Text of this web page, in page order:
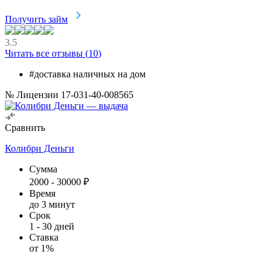
Получить займ
3.5
Читать все отзывы (10)
#доставка наличных на дом
№ Лицензии 17-031-40-008565
Сравнить
Колибри Деньги
Сумма
2000 - 30000 ₽
Время
до 3 минут
Срок
1 - 30 дней
Ставка
от 1%